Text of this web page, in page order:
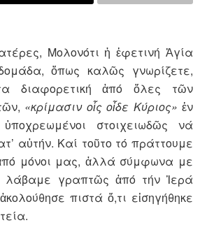
Μολονότι ἡ ἐφετινή Ἁγία
ὅπως καλῶς γνωρίζετε,
διαφορετική ἀπό ὅλες τῶν
«κρίμασιν οἷς οἶδε Κύριος» ἐν
ὑποχρεωμένοι στοιχειωδῶς νά
αὐτήν. Καί τοῦτο τό πράττουμε
μόνοι μας, ἀλλά σύμφωνα με
λάβαμε γραπτῶς ἀπό τήν Ἱερά
πιστά ὅ,τι εἰσηγήθηκε